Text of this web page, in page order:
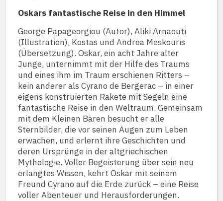
Oskars fantastische Reise in den Himmel
George Papageorgiou (Autor), Aliki Arnaouti
(Illustration), Kostas und Andrea Meskouris
(Übersetzung). Oskar, ein acht Jahre alter
Junge, unternimmt mit der Hilfe des Traums
und eines ihm im Traum erschienen Ritters –
kein anderer als Cyrano de Bergerac – in einer
eigens konstruierten Rakete mit Segeln eine
fantastische Reise in den Weltraum. Gemeinsam
mit dem Kleinen Bären besucht er alle
Sternbilder, die vor seinen Augen zum Leben
erwachen, und erlernt ihre Geschichten und
deren Ursprünge in der altgriechischen
Mythologie. Voller Begeisterung über sein neu
erlangtes Wissen, kehrt Oskar mit seinem
Freund Cyrano auf die Erde zurück – eine Reise
voller Abenteuer und Herausforderungen.